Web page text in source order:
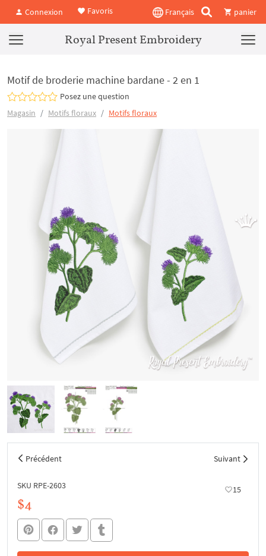
Connexion Favoris Français panier
Royal Present Embroidery
Motif de broderie machine bardane - 2 en 1
Posez une question
Magasin
Motifs floraux Motifs floraux
Précédent Suivant
SKU RPE-2603 15
$4